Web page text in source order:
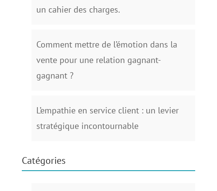
un cahier des charges.
Comment mettre de l’émotion dans la
vente pour une relation gagnant-
gagnant ?
L’empathie en service client : un levier
stratégique incontournable
Catégories